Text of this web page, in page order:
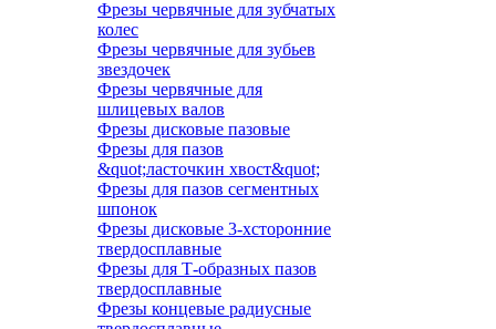
Фрезы червячные для зубчатых
колес
Фрезы червячные для зубьев
звездочек
Фрезы червячные для
шлицевых валов
Фрезы дисковые пазовые
Фрезы для пазов
&quot;ласточкин хвост&quot;
Фрезы для пазов сегментных
шпонок
Фрезы дисковые 3-хсторонние
твердосплавные
Фрезы для Т-образных пазов
твердосплавные
Фрезы концевые радиусные